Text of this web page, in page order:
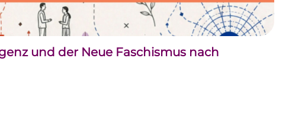
und der Neue Faschismus nach